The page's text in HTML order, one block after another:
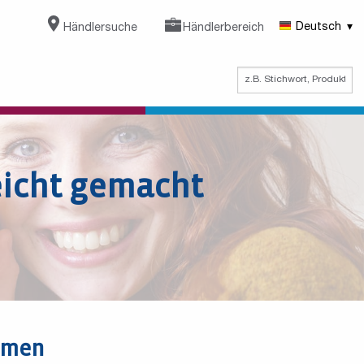
Händlersuche Händlerbereich Deutsch
gemacht